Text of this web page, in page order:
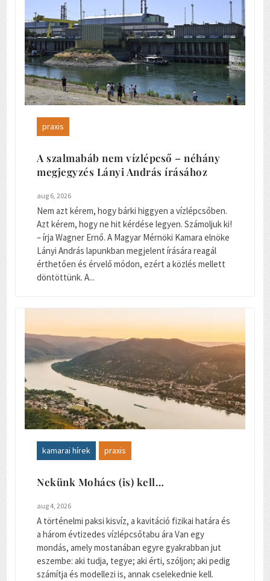
praxis
A szalmabáb nem vízlépcső – néhány
megjegyzés Lányi András írásához
aug 6, 2026
Nem azt kérem, hogy bárki higgyen a vízlépcsőben.
Azt kérem, hogy ne hit kérdése legyen. Számoljuk ki!
– írja Wagner Ernő. A Magyar Mérnöki Kamara elnöke
Lányi András lapunkban megjelent írására reagál
érthetően és érvelő módon, ezért a közlés mellett
döntöttünk. A...
kamarai hírek praxis
Nekünk Mohács (is) kell…
aug 4, 2026
A történelmi paksi kisvíz, a kavitáció fizikai határa és
a három évtizedes vízlépcsőtabu ára Van egy
mondás, amely mostanában egyre gyakrabban jut
eszembe: aki tudja, tegye; aki érti, szóljon; aki pedig
számítja és modellezi is, annak cselekednie kell.